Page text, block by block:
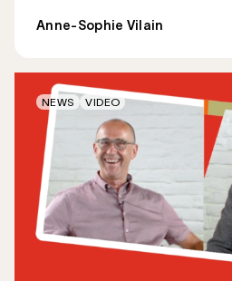
Anne-Sophie Vilain
NEWS VIDEO